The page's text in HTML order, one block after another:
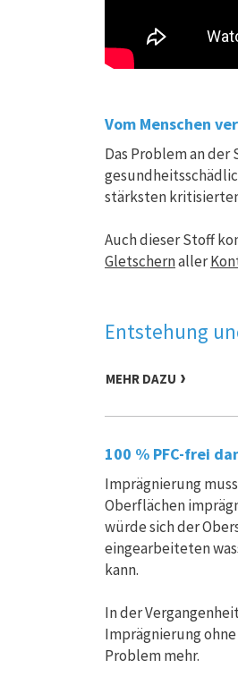
Vom Menschen
Das Problem an
stärksten
Auch dieser Stoff
Gletschernaller
Entstehung
MEHR DAZU
100 % PFC-frei
Imprägnierung
Oberflächen
würde sich der
eingearbeiteten
kann.
In der
Imprägnierung ohne
Problem mehr.